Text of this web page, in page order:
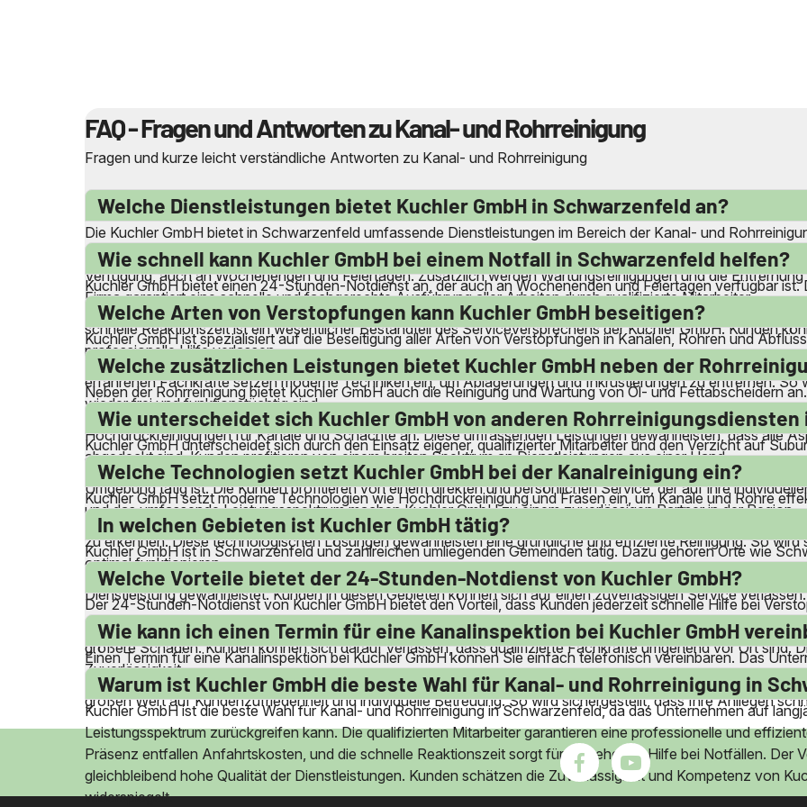
FAQ - Fragen und Antworten zu Kanal- und Rohrreinigung
Fragen und kurze leicht verständliche Antworten zu Kanal- und Rohrreinigung
Welche Dienstleistungen bietet Kuchler GmbH in Schwarzenfeld an?
Die Kuchler GmbH bietet in Schwarzenfeld umfassende Dienstleistungen im Bereich der Kanal- und
von Abwasser- und Abflussleitungen, die Beseitigung von Verstopfungen sowie die Kanalinspektion und
Verfügung, auch an Wochenenden und Feiertagen. Zusätzlich werden Wartungsreinigungen und die
Firma garantiert eine schnelle und fachgerechte Ausführung aller Arbeiten durch qualifizierte Mitarbeiter.
Wie schnell kann Kuchler GmbH bei einem Notfall in Schwarzenfeld helfen?
Kuchler GmbH bietet einen 24-Stunden-Notdienst an, der auch an Wochenenden und Feiertagen verfügbar
Toiletten oder Abflüssen schnell zu reagieren. Dank der lokalen Präsenz in Schwarzenfeld und Umgebung
schnelle Reaktionszeit ist ein wesentlicher Bestandteil des Serviceversprechens der Kuchler GmbH. Kunden
professionelle Hilfe verlassen.
Welche Arten von Verstopfungen kann Kuchler GmbH beseitigen?
Kuchler GmbH ist spezialisiert auf die Beseitigung aller Arten von Verstopfungen in Kanälen, Rohren und
Waschbecken, Duschen, Badewannen und Spülbecken. Auch schwierigere Fälle wie verstopfte Gullys und
erfahrenen Fachkräfte setzen moderne Techniken ein, um Ablagerungen und Inkrustierungen zu entfernen. So
wieder frei und funktionstüchtig sind.
Welche zusätzlichen Leistungen bietet Kuchler GmbH neben der
Neben der Rohrreinigung bietet Kuchler GmbH auch die Reinigung und Wartung von Öl- und Fettabscheidern
Entsorgung von Bohrschlamm und die Reinigung von Sickerschächten angeboten. Die Firma führt auch
Hochdruckreinigungen für Kanäle und Schächte an. Diese umfassenden Leistungen gewährleisten, dass alle
abgedeckt sind. Kunden profitieren von einem breiten Spektrum an Dienstleistungen aus einer Hand.
Wie unterscheidet sich Kuchler GmbH von anderen Rohrreinigungsdiensten
Kuchler GmbH unterscheidet sich durch den Einsatz eigener, qualifizierter Mitarbeiter und den Verzicht auf
garantiert eine gleichbleibend hohe Qualität der Dienstleistungen. Zudem berechnet das Unternehmen keine
Umgebung tätig ist. Die Kunden profitieren von einem direkten und persönlichen Service, der auf ihre
und das umfassende Leistungsspektrum machen Kuchler GmbH zu einem zuverlässigen Partner in der Region.
Welche Technologien setzt Kuchler GmbH bei der Kanalreinigung ein?
Kuchler GmbH setzt moderne Technologien wie Hochdruckreinigung und Fräsen ein, um Kanäle und Rohre
selbst hartnäckige Ablagerungen und Wurzeleinwüchse zu entfernen. Die Firma nutzt zudem spezielle
zu erkennen. Diese technologischen Lösungen gewährleisten eine gründliche und effiziente Reinigung. So
optimal funktionieren.
In welchen Gebieten ist Kuchler GmbH tätig?
Kuchler GmbH ist in Schwarzenfeld und zahlreichen umliegenden Gemeinden tätig. Dazu gehören Orte wie
weitere. Die Firma ist lokal stark verankert und kann daher schnell auf Anfragen reagieren. Durch die regionale
Dienstleistung gewährleistet. Kunden in diesen Gebieten können sich auf einen zuverlässigen Service verlassen.
Welche Vorteile bietet der 24-Stunden-Notdienst von Kuchler GmbH?
Der 24-Stunden-Notdienst von Kuchler GmbH bietet den Vorteil, dass Kunden jederzeit schnelle Hilfe bei
Service ist an allen Tagen des Jahres verfügbar, einschließlich Wochenenden und Feiertagen. Die schnelle
größere Schäden. Kunden können sich darauf verlassen, dass qualifizierte Fachkräfte umgehend vor Ort sind.
Zuverlässigkeit.
Wie kann ich einen Termin für eine Kanalinspektion bei Kuchler GmbH
Einen Termin für eine Kanalinspektion bei Kuchler GmbH können Sie einfach telefonisch vereinbaren. Das
flexible Terminoptionen an. Die freundlichen Mitarbeiter beraten Sie gerne und finden gemeinsam mit Ihnen
großen Wert auf Kundenzufriedenheit und individuelle Betreuung. So wird sichergestellt, dass Ihre Anliegen
Warum ist Kuchler GmbH die beste Wahl für Kanal- und Rohrreinigung in
Kuchler GmbH ist die beste Wahl für Kanal- und Rohrreinigung in Schwarzenfeld, da das Unternehmen auf
Leistungsspektrum zurückgreifen kann. Die qualifizierten Mitarbeiter garantieren eine professionelle und
Präsenz entfallen Anfahrtskosten, und die schnelle Reaktionszeit sorgt für umgehende Hilfe bei Notfällen. Der
gleichbleibend hohe Qualität der Dienstleistungen. Kunden schätzen die Zuverlässigkeit und Kompetenz von
widerspiegelt.